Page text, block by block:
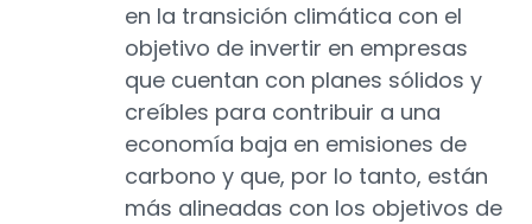
en la transición climática con el
objetivo de invertir en empresas
que cuentan con planes sólidos y
creíbles para contribuir a una
economía baja en emisiones de
carbono y que, por lo tanto, están
más alineadas con los objetivos de